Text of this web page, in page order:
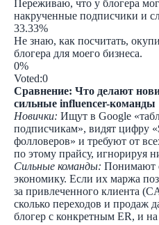
Переживаю, что у блогера
накрученные подписчики и
33.33%
Не знаю, как посчитать,
блогера для моего бизнеса.
0%
Voted:0
Сравнение: Что делают
сильные influencer-команды
Новички: Ищут в Google
подписчикам», видят цифру
фолловеров» и требуют от
по этому прайсу, игнорируя
Сильные команды: Понимают
экономику. Если их маржа
за привлеченного клиента
сколько переходов и продаж
блогер с конкретным ER, и на